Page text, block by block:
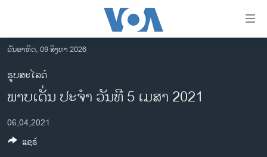
ເຂົ້າ
ຫາ
ຂ້າມ
ຂ້າມ
ໄປ
ຫາ
ລາວ
ອາເມຣິກາ
ການເລືອກຕັ້ງ ປະທານາທີບໍດີ ສະຫະລັດ 2024
ຂ່າວ​ຈີນ
ວັນອາທິດ, 09 ສິງຫາ 2026
ຮູບສະໄລດ໌
ພາບເດັ່ນ ປະຈຳ ວັນທີ 5 ເມສາ 2021
06,04,2021
ແຊຣ໌